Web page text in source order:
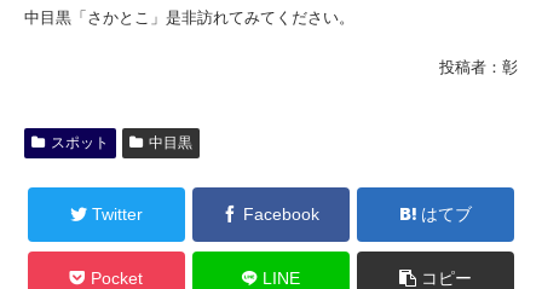
中目黒「さかとこ」是非訪れてみてください。
投稿者：彰
スポット 中目黒
Twitter Facebook はてブ
Pocket LINE コピー